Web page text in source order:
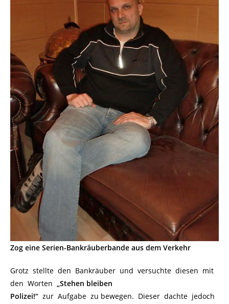
Zog eine Serien-Bankräuberbande aus dem Verkehr
Grotz stellte den Bankräuber und versuchte diesen mit
den Worten „Stehen bleiben
Polizei!“ zur Aufgabe zu bewegen. Dieser dachte jedoch